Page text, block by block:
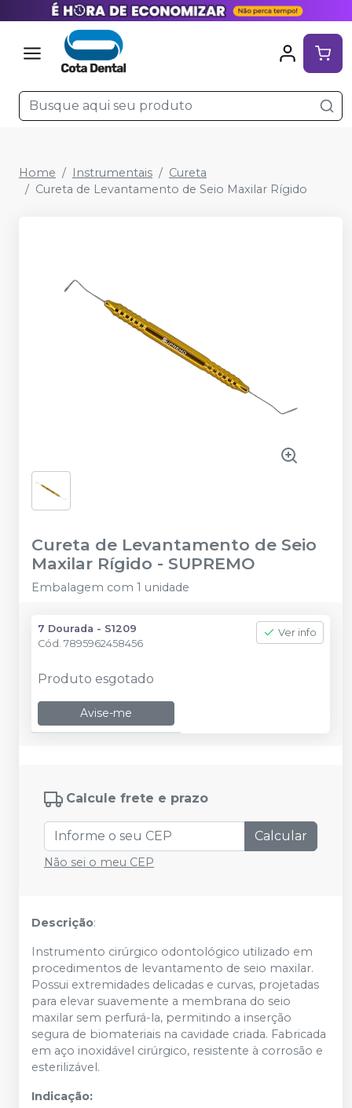
Home Instrumentais
Cureta
Cureta de Levantamento de Seio Maxilar Rígido
Cureta de Levantamento de Seio
Maxilar Rígido - SUPREMO
Embalagem com 1 unidade
7 Dourada - S1209
Cód. 7895962458456
Ver info
Produto esgotado
Avise-me
Calcule frete e prazo
Calcular
Não sei o meu CEP
Descrição:
Instrumento cirúrgico odontológico utilizado em
procedimentos de levantamento de seio maxilar.
Possui extremidades delicadas e curvas, projetadas
para elevar suavemente a membrana do seio
maxilar sem perfurá-la, permitindo a inserção
segura de biomateriais na cavidade criada. Fabricada
em aço inoxidável cirúrgico, resistente à corrosão e
esterilizável.
Indicação: